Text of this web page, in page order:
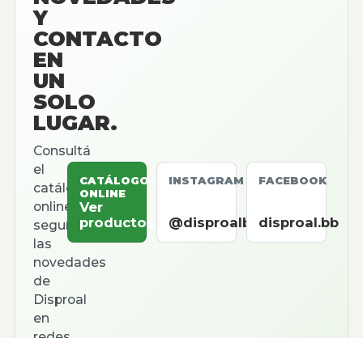
Y
CONTACTO
EN
UN
SOLO
LUGAR.
Consultá
el
catálogo
online,
seguí
las
novedades
de
Disproal
en
CATÁLOGO
ONLINE
Ver
productos
INSTAGRAM
@disproalbb
FACEBOOK
disproal.bb